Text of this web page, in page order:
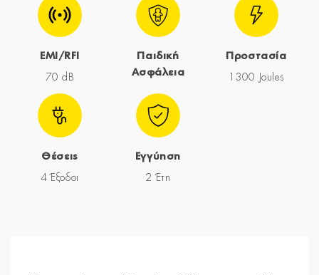
EMI/RFI
70 dB
Παιδική
Ασφάλεια
Προστασία
1300 Joules
Θέσεις
4 Έξοδοι
Εγγύηση
2 Έτη